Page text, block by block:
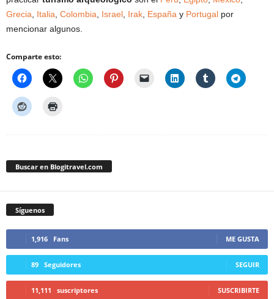
Grecia
Italia Colombia Israel Irak España y Portugal por
mencionar algunos.
Comparte esto:
Buscar en Blogitravel.com
Síguenos
1,916 Fans ME GUSTA
89 Seguidores SEGUIR
11,111 suscriptores SUSCRIBIRTE